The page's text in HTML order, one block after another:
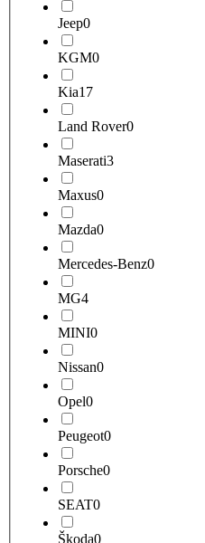
Jeep0
KGM0
Kia17
Land Rover0
Maserati3
Maxus0
Mazda0
Mercedes-Benz0
MG4
MINI0
Nissan0
Opel0
Peugeot0
Porsche0
SEAT0
Škoda0